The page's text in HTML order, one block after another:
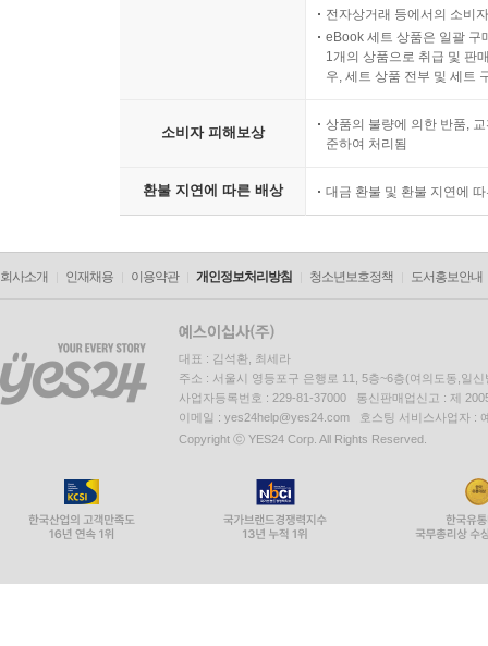
전자상거래 등에서의 소비
eBook 세트 상품은 일괄 구
1개의 상품으로 취급 및 판
우, 세트 상품 전부 및 세트
소비자 피해보상
상품의 불량에 의한 반품,
준하여 처리됨
환불 지연에 따른 배상 대금 환불 및 환불 지연에
회사소개 인재채용 이용약관 개인정보처리방침 청소년보호정책 도서홍보안내
대표 : 김석환, 최세라
주소 : 서울시 영등포구 은행로 11, 5층~6층(여의도동,일신
사업자등록번호 : 229-81-37000 통신판매업신고 : 제
이메일 : yes24help@yes24.com 호스팅 서비스사업자 :
Copyright ⓒ YES24 Corp. All Rights Reserved.